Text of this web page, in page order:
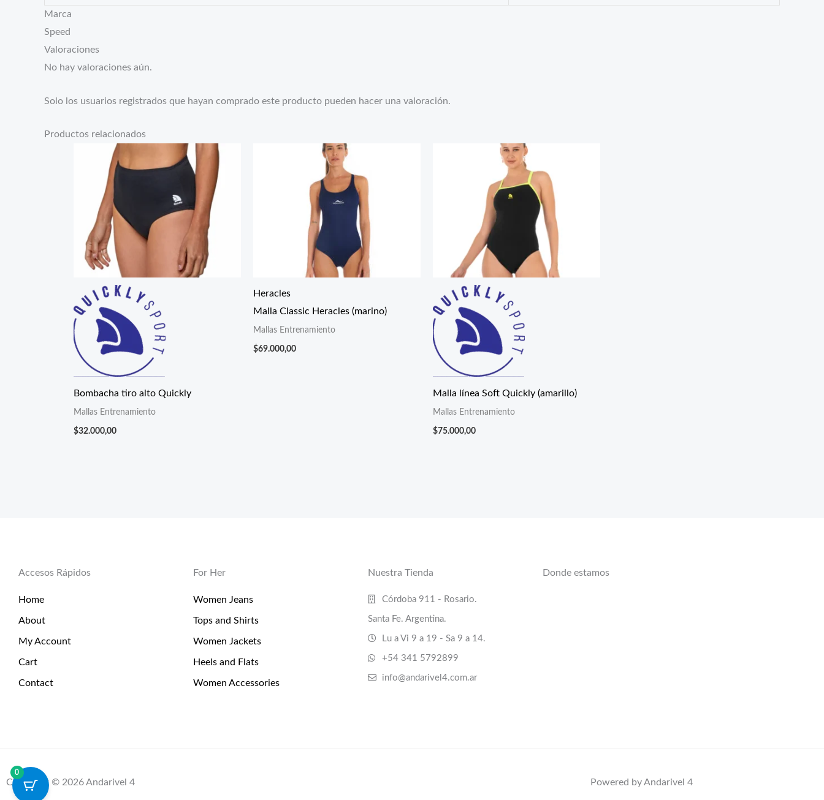
Marca
Speed
Valoraciones
No hay valoraciones aún.
Solo los usuarios registrados que hayan comprado este producto pueden hacer una valoración.
Productos relacionados
Bombacha tiro alto Quickly
Mallas Entrenamiento
$32.000,00
Heracles
Malla Classic Heracles (marino)
Mallas Entrenamiento
$69.000,00
Malla línea Soft Quickly (amarillo)
Mallas Entrenamiento
$75.000,00
Accesos Rápidos
Home
About
My Account
Cart
Contact
For Her
Women Jeans
Tops and Shirts
Women Jackets
Heels and Flats
Women Accessories
Nuestra Tienda
Córdoba 911 - Rosario.
Santa Fe. Argentina.
Lu a Vi 9 a 19 - Sa 9 a 14.
+54 341 5792899
info@andarivel4.com.ar
Donde estamos
Copyright © 2026 Andarivel 4 Powered by Andarivel 4
0